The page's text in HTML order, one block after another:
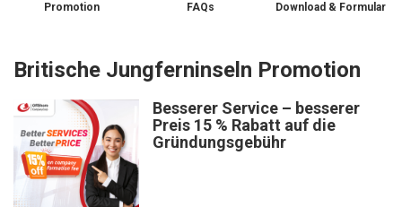
Promotion FAQs Download & Formular
Britische Jungferninseln Promotion
Besserer Service – besserer
Preis 15 % Rabatt auf die
Gründungsgebühr